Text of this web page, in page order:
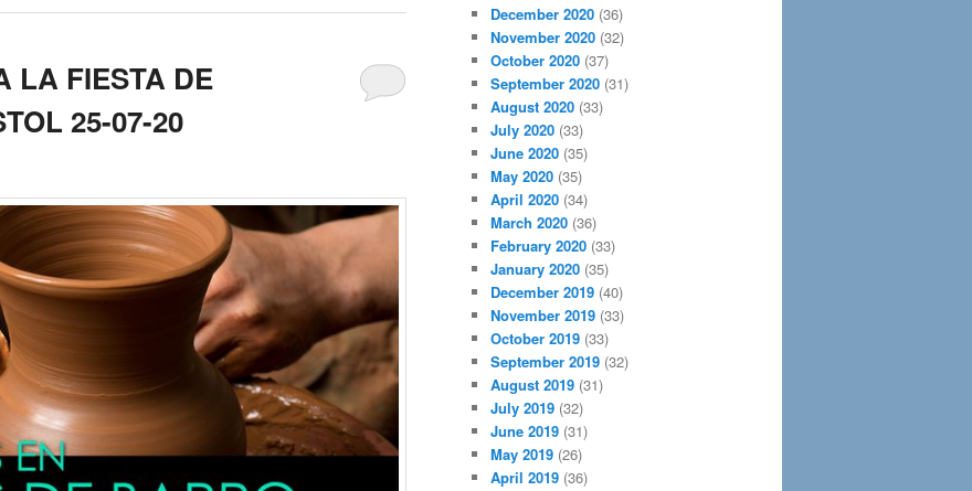
LA FIESTA DE
25-07-20
December 2020 (36)
November 2020 (32)
October 2020 (37)
September 2020 (31)
August 2020 (33)
July 2020 (33)
June 2020 (35)
May 2020 (35)
April 2020 (34)
March 2020 (36)
February 2020 (33)
January 2020 (35)
December 2019 (40)
November 2019 (33)
October 2019 (33)
September 2019 (32)
August 2019 (31)
July 2019 (32)
June 2019 (31)
May 2019 (26)
April 2019 (36)